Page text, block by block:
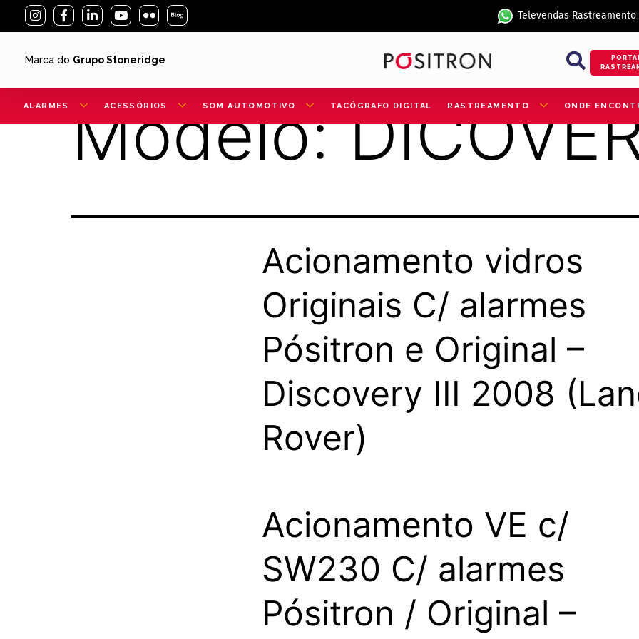
Televendas
Marca do Grupo Stoneridge
ALARMES ACESSÓRIOS SOM AUTOMOTIVO TACÓGRAFO DIGITAL RASTREAMENTO ONDE
Modelo:
Acionamento vidros
Originais C/ alarmes
Pósitron e Original –
Discovery III 2008
Rover)
Acionamento VE c/
SW230 C/ alarmes
Pósitron / Original –